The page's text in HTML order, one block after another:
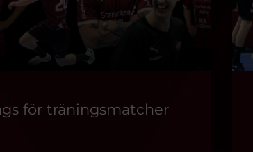
för träningsmatcher